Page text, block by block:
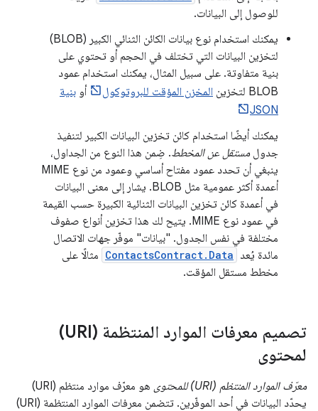
للوصول إلى البيانات.
يمكنك استخدام نوع بيانات الكائن الثنائي الكبير (BLOB)
لتخزين البيانات التي تختلف في الحجم أو تحتوي على
بنية متفاوتة. على سبيل المثال، يمكنك استخدام عمود
BLOB لتخزين
المخزن المؤقت للبروتوكول أو بنية
JSON
يمكنك أيضًا استخدام كائن تخزين البيانات الكبير لتنفيذ
جدول مستقل عن المخطط. ضِمن هذا النوع من الجداول،
ينبغي أن تحدد عمود مفتاح أساسي وعمود من نوع MIME
أعمدة أكثر عمومية مثل BLOB. يشار إلى معنى البيانات
في أعمدة كائن تخزين البيانات الثنائية الكبيرة حسب القيمة
في عمود نوع MIME. يتيح لك هذا تخزين أنواع صفوف
مختلفة في نفس الجدول. "بيانات" موفّر جهات الاتصال
مائدة يُعد ContactsContract.Data مثالًا على
مخطط مستقل المؤقت.
تصميم معرفات الموارد المنتظمة (URI)
لمحتوى
معرّف الموارد المنتظم (URI) للمحتوى
هو معرّف موارد منتظم (URI)
يحدّد البيانات في أحد الموفّرين. تتضمن معرفات الموارد المنتظمة (URI)